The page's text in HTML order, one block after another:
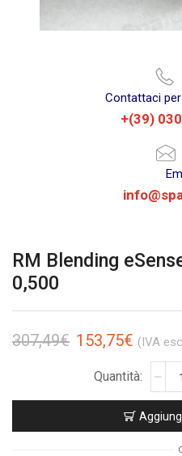
Contattaci
+(39)
RM Blending
0,500
307,49€ 153,75€ (IVA